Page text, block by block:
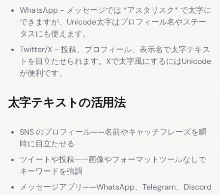
WhatsApp - メッセージでは *アスタリスク* で太字に
できますが、Unicode太字はプロフィール名やステー
タスにも使えます。
Twitter/X - 投稿、プロフィール、表示名で太字テキス
トを目立たせられます。Xで太字風にするにはUnicode
が便利です。
太字テキストの活用法
SNS のプロフィール——名前やキャッチフレーズを瞬
時に目立たせる
ツイートや投稿——画像やフォーマットツールなしで
キーワードを強調
メッセージアプリ——WhatsApp、Telegram、Discord